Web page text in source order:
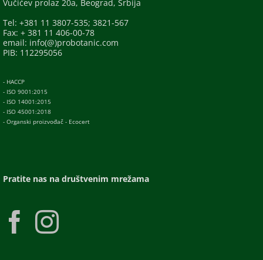
Vučićev prolaz 20a, Beograd, Srbija
Tel: +381 11 3807-535; 3821-567
Fax: + 381 11 406-00-78
email: info(@)probotanic.com
PIB: 112295056
- HACCP
- ISO 9001:2015
- ISO 14001:2015
- ISO 45001:2018
- Organski proizvođač - Ecocert
Pratite nas na društvenim mrežama